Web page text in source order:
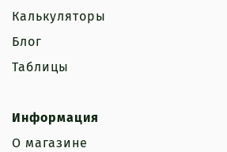
Калькуляторы
Блог
Таблицы
Информация
О магазине